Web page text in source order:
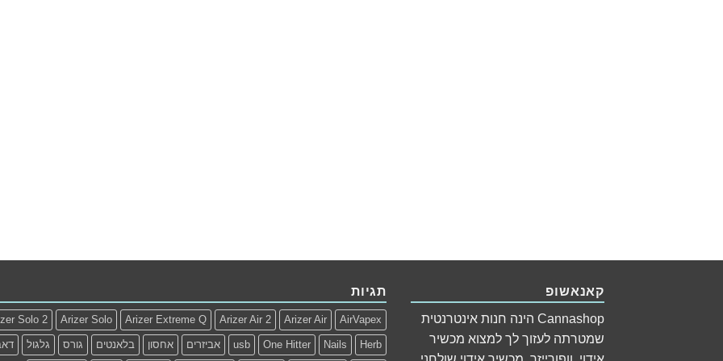
קאנאשופ
Cannashop הינה חנות אינטרנטית
שמטרתה לעזוך לך למצוא מכשיר
תגיות
AirVapex
Arizer Air
Arizer Air 2
Arizer Extreme Q
Arizer Solo
Solo 2
Herb
Nails
One Hitter
usb אביזרים אחסון בלאנטים גורס גלגול